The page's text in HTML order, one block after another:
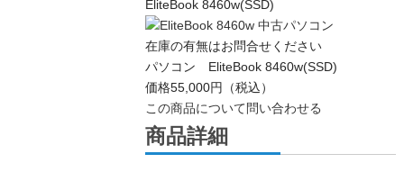
EliteBook 8460w(SSD)
在庫の有無はお問合せください
パソコン EliteBook 8460w(SSD)
価格55,000円
（税込）
この商品について問い合わせる
商品詳細